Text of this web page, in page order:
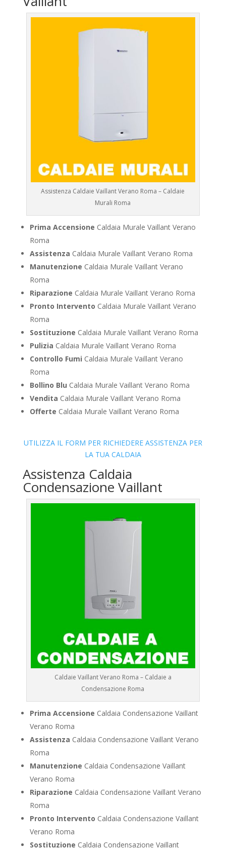
Assistenza Caldaie Vaillant Verano Roma – Caldaie
Murali Roma
Prima Accensione Caldaia Murale Vaillant Verano
Roma
Assistenza Caldaia Murale Vaillant Verano Roma
Manutenzione Caldaia Murale Vaillant Verano
Roma
Riparazione Caldaia Murale Vaillant Verano Roma
Pronto Intervento Caldaia Murale Vaillant Verano
Roma
Sostituzione Caldaia Murale Vaillant Verano Roma
Pulizia Caldaia Murale Vaillant Verano Roma
Controllo Fumi Caldaia Murale Vaillant Verano
Roma
Bollino Blu Caldaia Murale Vaillant Verano Roma
Vendita Caldaia Murale Vaillant Verano Roma
Offerte Caldaia Murale Vaillant Verano Roma
UTILIZZA IL FORM PER RICHIEDERE ASSISTENZA PER
LA TUA CALDAIA
Assistenza Caldaia
Condensazione Vaillant
Caldaie Vaillant Verano Roma – Caldaie a
Condensazione Roma
Prima Accensione Caldaia Condensazione Vaillant
Verano Roma
Assistenza Caldaia Condensazione Vaillant Verano
Roma
Manutenzione Caldaia Condensazione Vaillant
Verano Roma
Riparazione Caldaia Condensazione Vaillant Verano
Roma
Pronto Intervento Caldaia Condensazione Vaillant
Verano Roma
Sostituzione Caldaia Condensazione Vaillant